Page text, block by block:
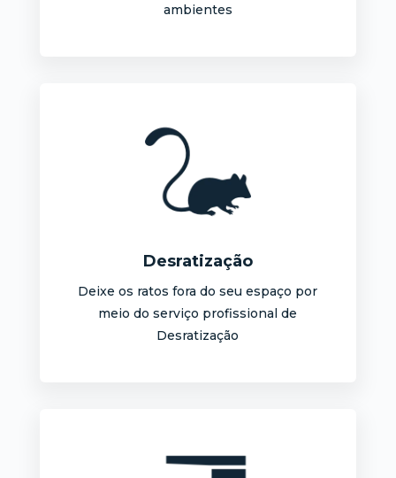
ambientes
Desratização
Deixe os ratos fora do seu espaço por
meio do serviço profissional de
Desratização